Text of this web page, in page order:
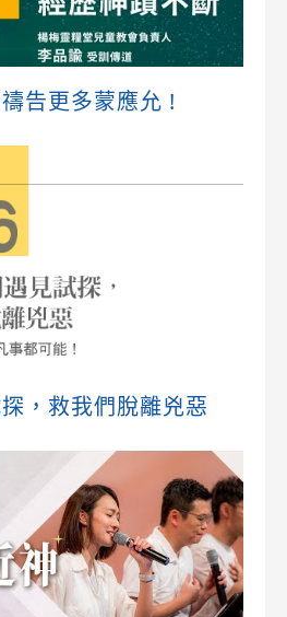
告更多蒙應允 !
，救我們脫離兇惡